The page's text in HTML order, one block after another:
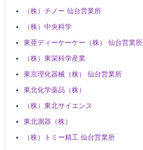
（株）チノー 仙台営業所
（株）中央科学
東亜ディーケーケー（株） 仙台営業所
（株）東栄科学産業
東京理化器械（株） 仙台営業所
東北化学薬品（株）
（株）東北サイエンス
東北測器（株）
（株）トミー精工 仙台営業所